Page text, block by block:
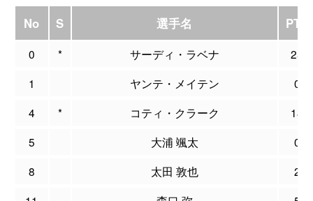
No S 選手名 PTS
0 * サーディ・ラベナ
25
1
ヤンテ・メイテン
0
4
* コティ・クラーク
18
5
大浦 颯太
0
8
太田 敦也
2